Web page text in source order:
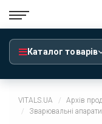
Каталог товарів
VITALS.UA Архів
Зварювальні апарати